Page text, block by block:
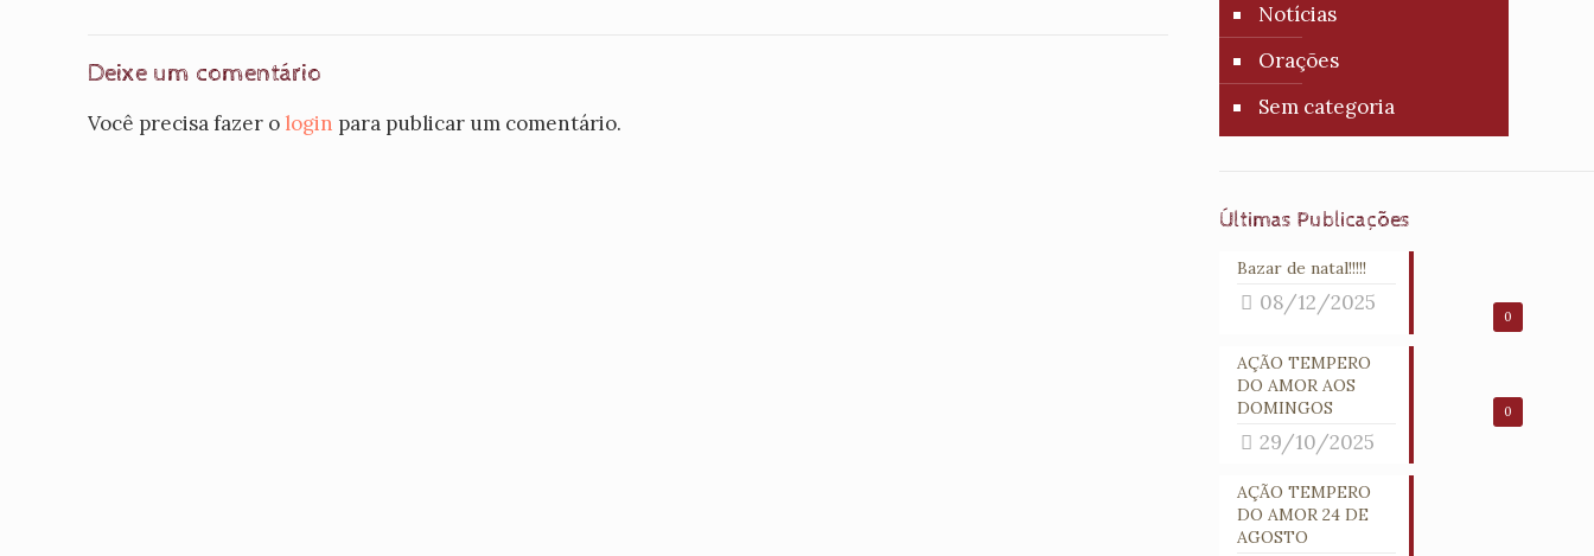
Deixe um comentário
Você precisa fazer o login para publicar um comentário.
Notícias
Orações
Sem categoria
Últimas Publicações
0
Bazar de natal!!!!!
08/12/2025
0
AÇÃO TEMPERO
DO AMOR AOS
DOMINGOS
29/10/2025
AÇÃO TEMPERO
DO AMOR 24 DE
AGOSTO